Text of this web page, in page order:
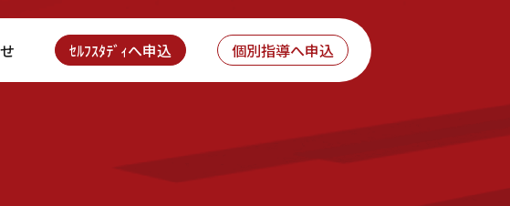
ｾﾙﾌｽﾀﾃﾞｨへ申込 個別指導へ申込